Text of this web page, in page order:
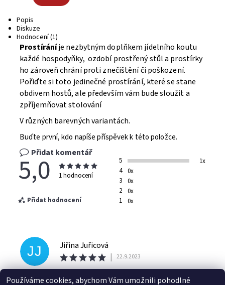
Popis
Diskuze
Hodnocení (1)
Prostíráníje nezbytným doplňkem jídelního koutu
každé hospodyňky, ozdobí prostřený stůl a prostírky
ho zároveň chrání proti znečištění či poškození.
Pořiďte si toto jedinečné prostírání, které se stane
obdivem hostů, ale především vám bude sloužit a
zpříjemňovat stolování
V různých barevných variantách.
Buďte první, kdo napíše příspěvek k této položce.
Přidat komentář
5,0 1 hodnocení
Přidat hodnocení
5
1x
4
0x
3
0x
2
0x
1
0x
JJ
Jiřina Juřicová
| 22.9.2023
Používáme cookies, abychom Vám umožnili pohodlné